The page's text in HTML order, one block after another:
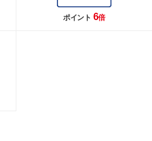
ポイント 6倍